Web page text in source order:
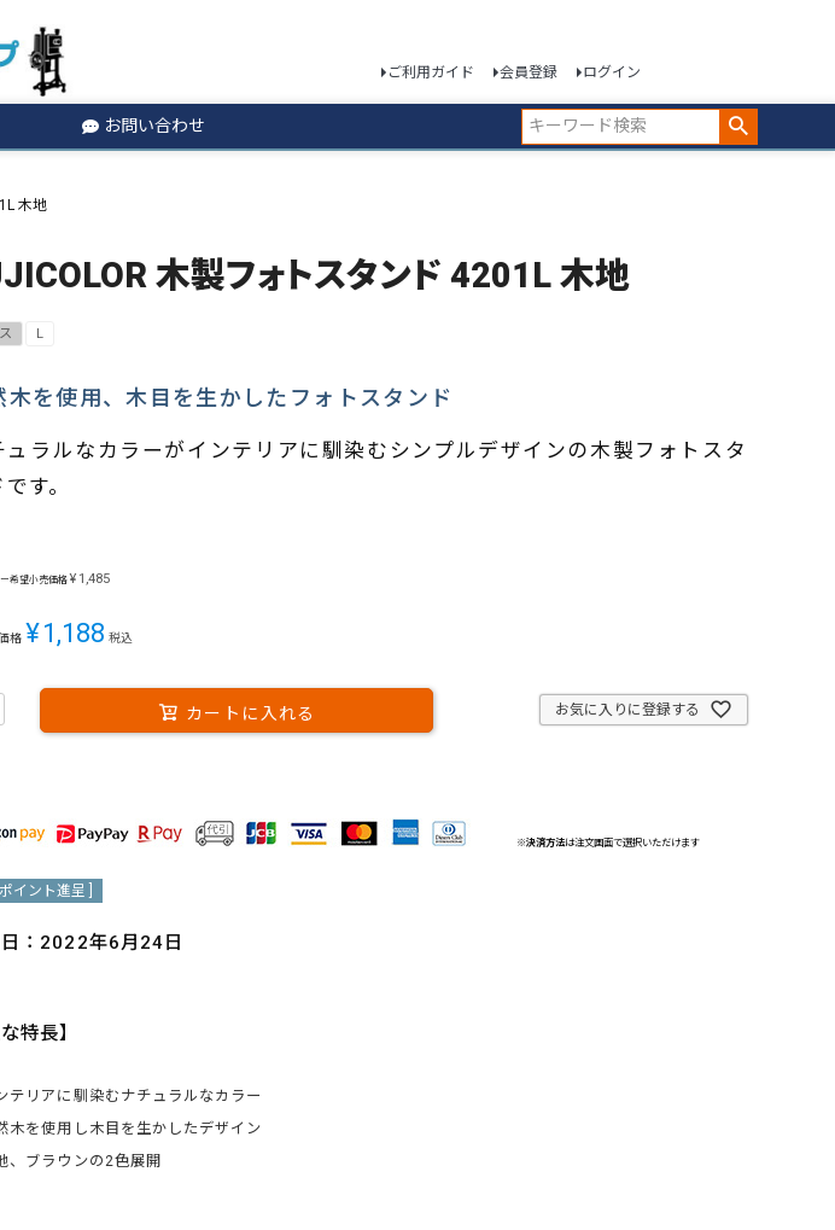
ご利用ガイド 会員登録 ログイン
お問い合わせ
検索
木地
木製フォトスタンド 4201L 木地
L
木を使用、木目を生かしたフォトスタンド
ュラルなカラーがインテリアに馴染むシンプルデザインの木製フォトスタ
す。
希望小売価格 ¥ 1,485
格 ¥1,188 税込
お気に入りに登録する
カートに入れる
※決済方法は注文画面で選択いただけます
ポイント進呈 ]
：2022年6月24日
な特長】
テリアに馴染むナチュラルなカラー
木を使用し木目を生かしたデザイン
、ブラウンの2色展開